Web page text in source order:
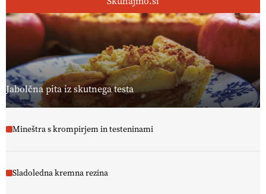
Jabolčna pita iz skutnega testa
Mineštra s krompirjem in testeninami
Sladoledna kremna rezina